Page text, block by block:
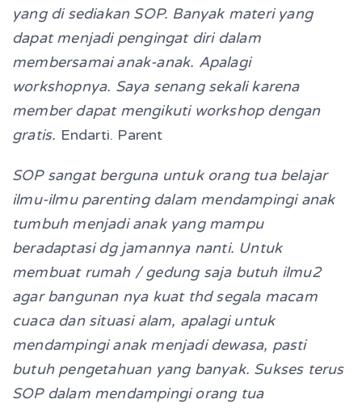
yang di sediakan SOP. Banyak materi yang
dapat menjadi pengingat diri dalam
membersamai anak-anak. Apalagi
workshopnya. Saya senang sekali karena
member dapat mengikuti workshop dengan
gratis. Endarti. Parent
SOP sangat berguna untuk orang tua belajar
ilmu-ilmu parenting dalam mendampingi anak
tumbuh menjadi anak yang mampu
beradaptasi dg jamannya nanti. Untuk
membuat rumah / gedung saja butuh ilmu2
agar bangunan nya kuat thd segala macam
cuaca dan situasi alam, apalagi untuk
mendampingi anak menjadi dewasa, pasti
butuh pengetahuan yang banyak. Sukses terus
SOP dalam mendampingi orang tua